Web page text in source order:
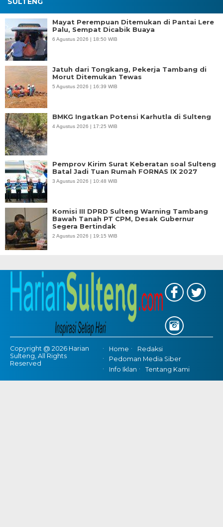
Mayat Perempuan Ditemukan di Pantai Lere
Palu, Sempat Dicabik Buaya
6 Agustus 2026 | 18:50 WIB
Jatuh dari Tongkang, Pekerja Tambang di
Morut Ditemukan Tewas
5 Agustus 2026 | 16:39 WIB
BMKG Ingatkan Potensi Karhutla di Sulteng
4 Agustus 2026 | 17:25 WIB
Pemprov Kirim Surat Keberatan soal Sulteng
Batal Jadi Tuan Rumah FORNAS IX 2027
3 Agustus 2026 | 10:48 WIB
Komisi III DPRD Sulteng Warning Tambang
Bawah Tanah PT CPM, Desak Gubernur
Segera Bertindak
2 Agustus 2026 | 19:15 WIB
Copyright @ 2026 Harian
Sulteng, All Rights
Reserved
Home
Redaksi
Pedoman Media Siber
Info Iklan
Tentang Kami